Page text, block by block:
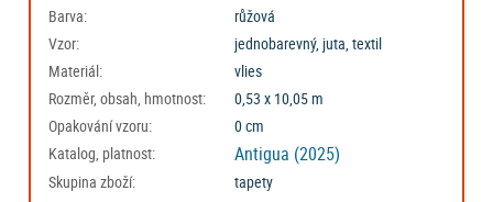
Barva:
růžová
Vzor:
jednobarevný, juta, textil
Materiál:
vlies
Rozměr, obsah, hmotnost:
0,53 x 10,05 m
Opakování vzoru:
0 cm
Katalog, platnost:
Antigua (2025)
Skupina zboží:
tapety